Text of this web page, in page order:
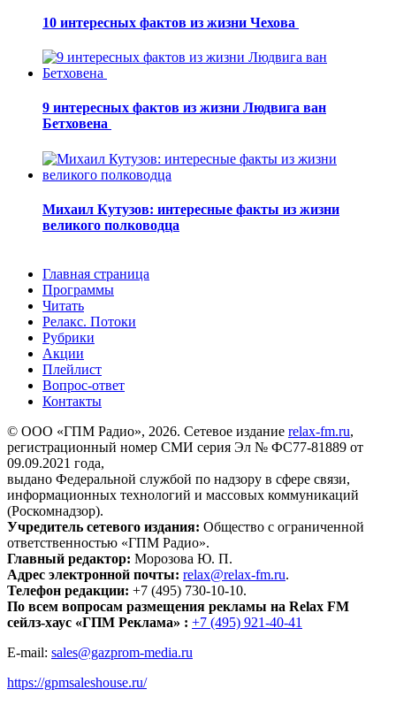
10 интересных фактов из жизни Чехова
9 интересных фактов из жизни Людвига ван
Бетховена
Михаил Кутузов: интересные факты из жизни
великого полководца
Главная страница
Программы
Читать
Релакс. Потоки
Рубрики
Акции
Плейлист
Вопрос-ответ
Контакты
© ООО «ГПМ Радио», 2026. Сетевое издание relax-fm.ru,
регистрационный номер СМИ серия Эл № ФС77-81889 от
09.09.2021 года,
выдано Федеральной службой по надзору в сфере связи,
информационных технологий и массовых коммуникаций
(Роскомнадзор).
Учредитель сетевого издания: Общество с ограниченной
ответственностью «ГПМ Радио».
Главный редактор: Морозова Ю. П.
Адрес электронной почты: relax@relax-fm.ru.
Телефон редакции: +7 (495) 730-10-10.
По всем вопросам размещения рекламы на Relax FM
сейлз-хаус «ГПМ Реклама» : +7 (495) 921-40-41
E-mail: sales@gazprom-media.ru
https://gpmsaleshouse.ru/